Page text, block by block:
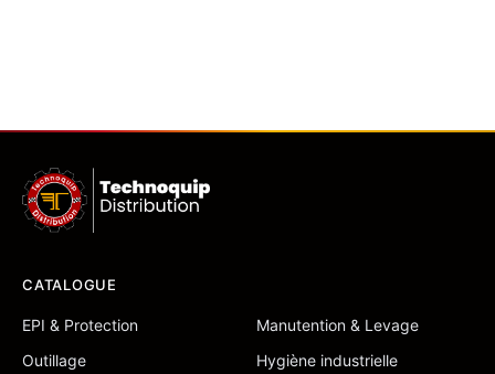
CATALOGUE
EPI & Protection
Manutention & Levage
Outillage
Hygiène industrielle